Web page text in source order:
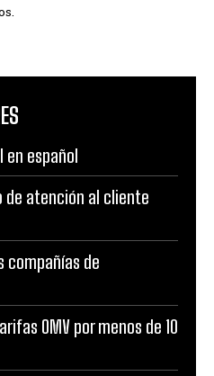
en español
de atención al cliente
compañías de
OMV por menos de 10